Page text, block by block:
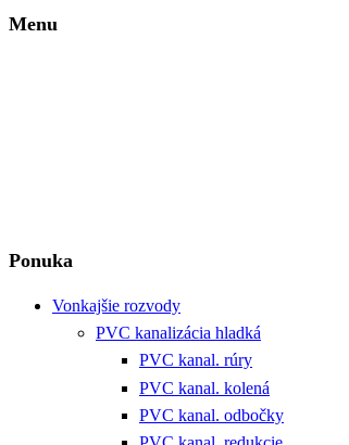
Menu
Ponuka
Vonkajšie rozvody
PVC kanalizácia hladká
PVC kanal. rúry
PVC kanal. kolená
PVC kanal. odbočky